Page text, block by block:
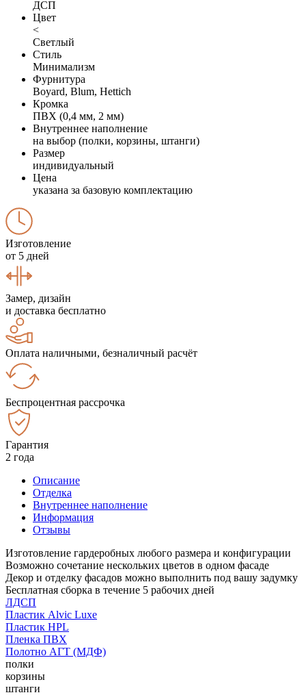
ДСП
Цвет
<
Светлый
Стиль
Минимализм
Фурнитура
Boyard, Blum, Hettich
Кромка
ПВХ (0,4 мм, 2 мм)
Внутреннее наполнение
на выбор (полки, корзины, штанги)
Размер
индивидуальный
Цена
указана за базовую комплектацию
Изготовление
от 5 дней
Замер, дизайн
и доставка бесплатно
Оплата наличными, безналичный расчёт
Беспроцентная рассрочка
Гарантия
2 года
Описание
Отделка
Внутреннее наполнение
Информация
Отзывы
Изготовление гардеробных любого размера и конфигурации
Возможно сочетание нескольких цветов в одном фасаде
Декор и отделку фасадов можно выполнить под вашу задумку
Бесплатная сборка в течение 5 рабочих дней
ЛДСП
Пластик Alvic Luxe
Пластик HPL
Пленка ПВХ
Полотно АГТ (МДФ)
полки
корзины
штанги